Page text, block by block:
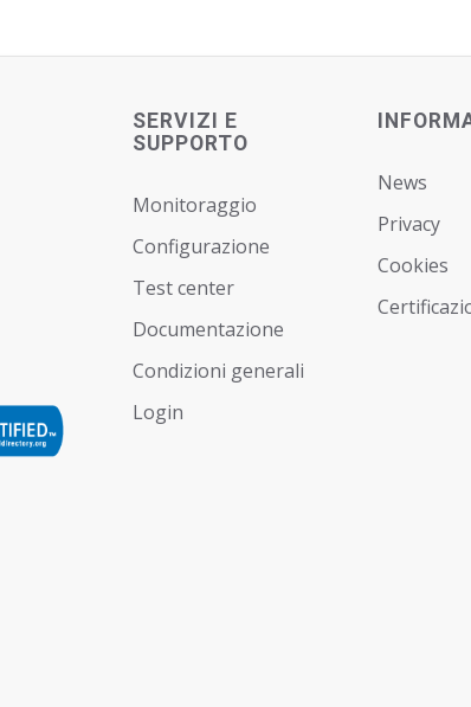
SERVIZI E
SUPPORTO
Monitoraggio
Configurazione
Test center
Documentazione
Condizioni generali
Login
News
Privacy
Cookies